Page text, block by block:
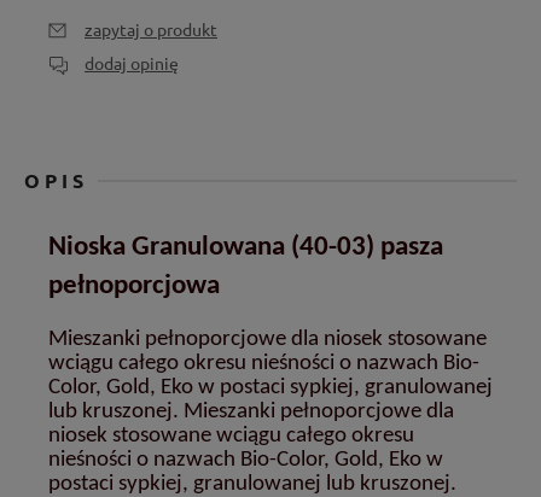
zapytaj o produkt
dodaj opinię
OPIS
Nioska Granulowana (40-03) pasza
pełnoporcjowa
Mieszanki pełnoporcjowe dla niosek stosowane
wciągu całego okresu nieśności o nazwach Bio-
Color, Gold, Eko w postaci sypkiej, granulowanej
lub kruszonej. Mieszanki pełnoporcjowe dla
niosek stosowane wciągu całego okresu
nieśności o nazwach Bio-Color, Gold, Eko w
postaci sypkiej, granulowanej lub kruszonej.